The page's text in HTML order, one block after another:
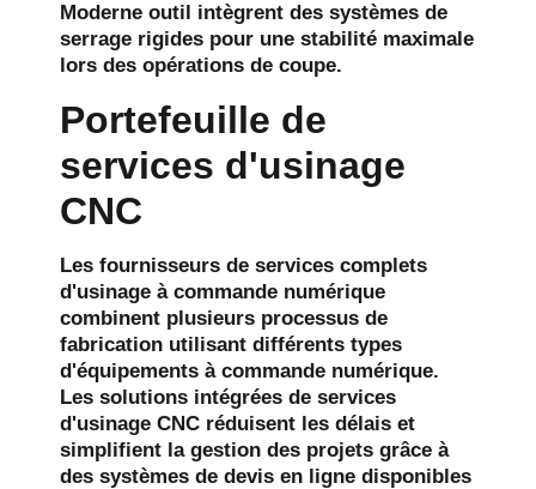
Moderne outil
intègrent des systèmes de
serrage rigides pour une stabilité maximale
lors des opérations de coupe.
Portefeuille de
services d'usinage
CNC
Les fournisseurs de services complets
d'usinage à commande numérique
combinent plusieurs processus de
fabrication utilisant différents types
d'équipements à commande numérique.
Les solutions intégrées de services
d'usinage CNC réduisent les délais et
simplifient la gestion des projets grâce à
des systèmes de devis en ligne disponibles